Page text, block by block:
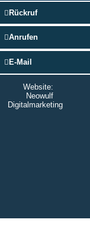
Rückruf
Anrufen
E-Mail
Website:
Neowulf
Digitalmarketing